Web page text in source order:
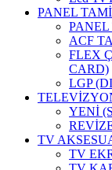
PANEL
ACF
FLEX
CARD)
LGP
YENİ
TV
TV